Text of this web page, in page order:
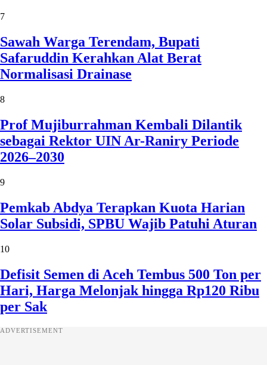
7
Sawah Warga Terendam, Bupati
Safaruddin Kerahkan Alat Berat
Normalisasi Drainase
8
Prof Mujiburrahman Kembali Dilantik
sebagai Rektor UIN Ar-Raniry Periode
2026–2030
9
Pemkab Abdya Terapkan Kuota Harian
Solar Subsidi, SPBU Wajib Patuhi Aturan
10
Defisit Semen di Aceh Tembus 500 Ton per
Hari, Harga Melonjak hingga Rp120 Ribu
per Sak
ADVERTISEMENT